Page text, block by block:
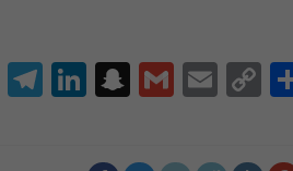
X T
el
Li
n
S
n
G
m
E
m
C
o